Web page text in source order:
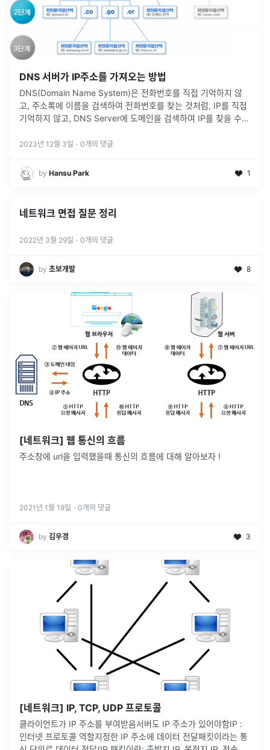
DNS 서버가 IP주소를 가져오는 방법
DNS(Domain Name System)은 전화번호를 직접 기억하지 않
고, 주소록에 이름을 검색하여 전화번호를 찾는 것처럼, IP를 직접
기억하지 않고, DNS Server에 도메인을 검색하여 IP를 찾을 수
2023년 12월 3일 · 0개의 댓글
by Hansu Park 1
네트워크 면접 질문 정리
2022년 3월 29일 · 0개의 댓글
by 초보개발 8
[네트워크] 웹 통신의 흐름
주소창에 url을 입력했을때 통신의 흐름에 대해 알아보자 !
2021년 1월 19일 · 0개의 댓글
by 김우경 3
[네트워크] IP, TCP, UDP 프로토콜
클라이언트가 IP 주소를 부여받음서버도 IP 주소가 있어야함IP :
인터넷 프로토콜 역할지정한 IP 주소에 데이터 전달패킷이라는 통